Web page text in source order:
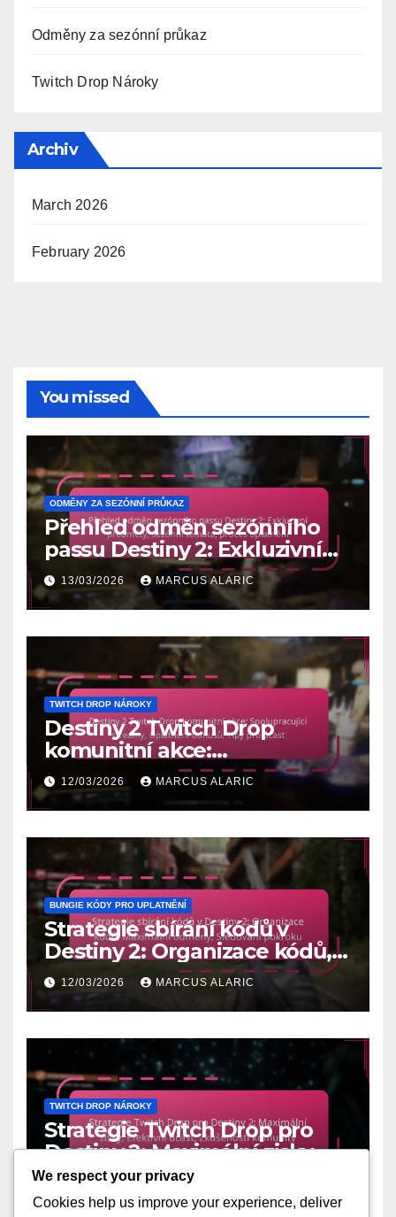
Odměny za sezónní průkaz
Twitch Drop Nároky
Archiv
March 2026
February 2026
You missed
ODMĚNY ZA SEZÓNNÍ PRŮKAZ
Přehled odměn sezónního
passu Destiny 2: Exkluzivní
předměty, sezónní témata,
proces uplatnění
13/03/2026 MARCUS ALARIC
TWITCH DROP NÁROKY
Destiny 2 Twitch Drop
komunitní akce:
Spolupracující streamy,
Uplatnění bonusů, Tipy pro
účast
12/03/2026 MARCUS ALARIC
BUNGIE KÓDY PRO UPLATNĚNÍ
Strategie sbírání kódů v
Destiny 2: Organizace kódů,
Maximální odměny,
Sledování pokroku
12/03/2026 MARCUS ALARIC
TWITCH DROP NÁROKY
Strategie Twitch Drop pro
Destiny 2: Maximální zisky,
Efektivní účast, Zkušenosti
komunity
11/03/2026 MARCUS ALARIC
We respect your privacy
Cookies help us improve your experience, deliver